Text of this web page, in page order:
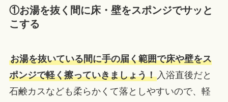
①お湯を抜く間に床・壁をスポンジでサッと
こする
お湯を抜いている間に手の届く範囲で床や壁をス
ポンジで軽く擦っていきましょう！入浴直後だと
石鹸カスなども柔らかくて落としやすいので、軽